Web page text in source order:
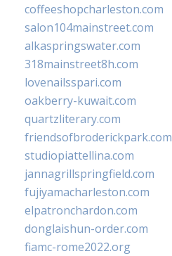
coffeeshopcharleston.com
salon104mainstreet.com
alkaspringswater.com
318mainstreet8h.com
lovenailsspari.com
oakberry-kuwait.com
quartzliterary.com
friendsofbroderickpark.com
studiopiattellina.com
jannagrillspringfield.com
fujiyamacharleston.com
elpatronchardon.com
donglaishun-order.com
fiamc-rome2022.org